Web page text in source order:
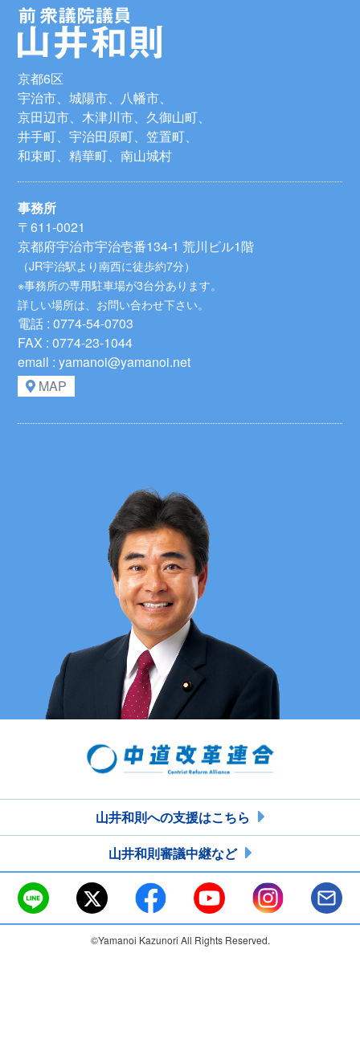
京都6区
宇治市、城陽市、八幡市、
京田辺市、木津川市、久御山町、
井手町、宇治田原町、笠置町、
和束町、精華町、南山城村
事務所
〒611-0021
京都府宇治市宇治壱番134-1 荒川ビル1階
（JR宇治駅より南西に徒歩約7分）
※事務所の専用駐車場が3台分あります。
詳しい場所は、お問い合わせ下さい。
電話 : 0774-54-0703
FAX : 0774-23-1044
email : yamanoi@yamanoi.net
MAP
山井和則への支援はこちら
山井和則審議中継など
©Yamanoi Kazunori All Rights Reserved.